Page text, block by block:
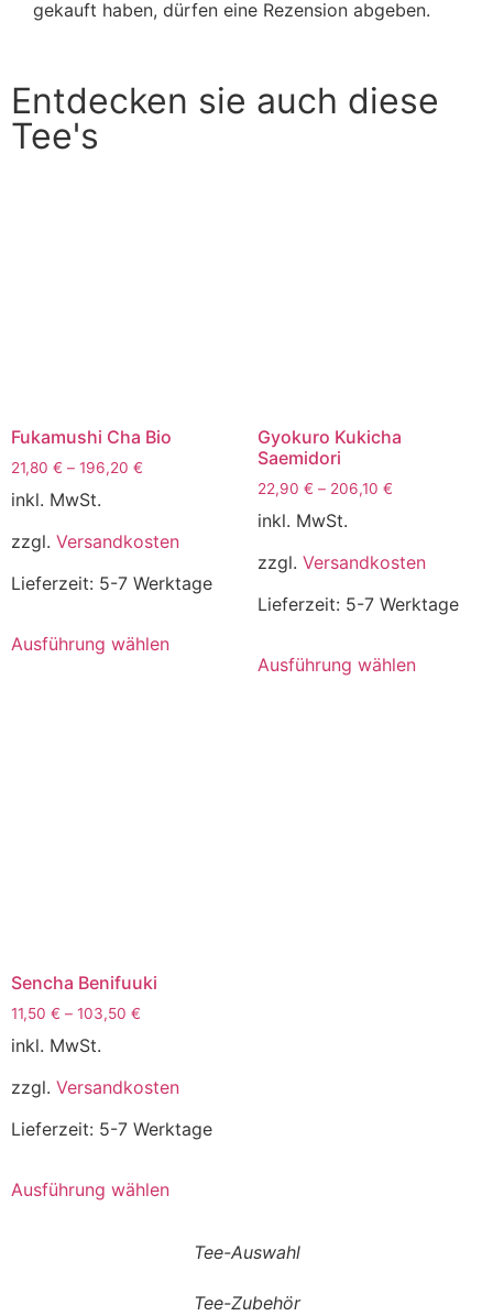
gekauft haben, dürfen eine Rezension abgeben.
Entdecken sie auch diese
Tee's
Fukamushi Cha Bio
21,80 € – 196,20 €
inkl. MwSt.
zzgl. Versandkosten
Lieferzeit: 5-7 Werktage
Ausführung wählen
Gyokuro Kukicha
Saemidori
22,90 € – 206,10 €
inkl. MwSt.
zzgl. Versandkosten
Lieferzeit: 5-7 Werktage
Ausführung wählen
Sencha Benifuuki
11,50 € – 103,50 €
inkl. MwSt.
zzgl. Versandkosten
Lieferzeit: 5-7 Werktage
Ausführung wählen
Tee-Auswahl
Tee-Zubehör